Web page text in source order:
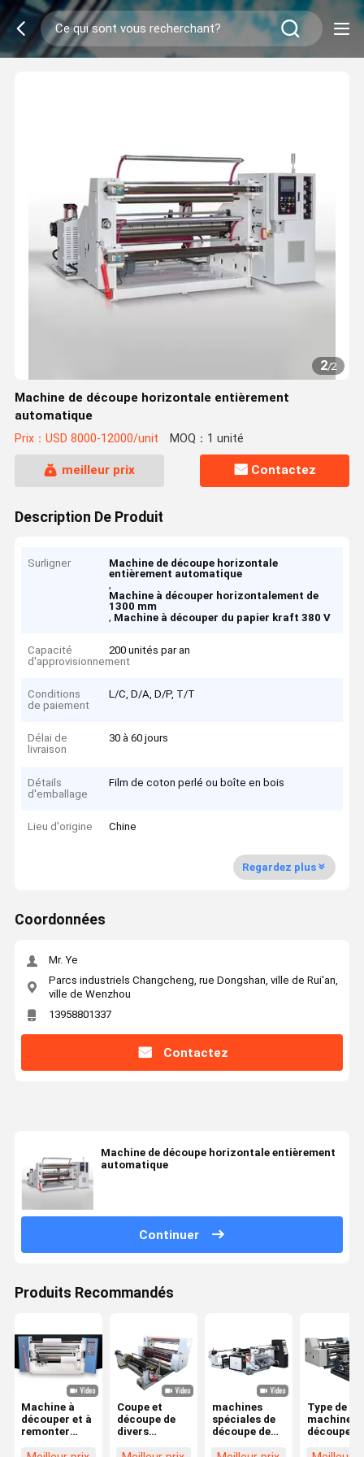
2/2
Machine de découpe horizontale entièrement
automatique
Prix：USD 8000-12000/unit MOQ：1 unité
meilleur prix Contactez
Description De Produit
Surligner
Machine de découpe horizontale
entièrement automatique
,
Machine à découper horizontalement de
1300 mm
, Machine à découper du papier kraft 380 V
Capacité
d'approvisionnement
200 unités par an
Conditions
de paiement
L/C, D/A, D/P, T/T
Délai de
livraison
30 à 60 jours
Détails
d'emballage
Film de coton perlé ou boîte en bois
Lieu d'origine Chine
Regardez plus
Coordonnées
Mr. Ye
Parcs industriels Changcheng, rue Dongshan, ville de Rui'an,
ville de Wenzhou
13958801337
Contactez
Machine de découpe horizontale entièrement
automatique
Continuer
Produits Recommandés
Machine à
découper et à
remonter
Coupe et
découpe de
divers
machines
spéciales de
découpe de
Type de
machine à
découper